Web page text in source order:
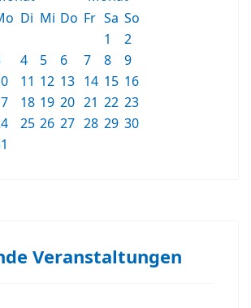
Di Mi Do Fr Sa So
1
2
4 5 6 7 8
9
11 12 13 14 15 16
18 19 20 21 22 23
25 26 27 28 29 30
Veranstaltungen